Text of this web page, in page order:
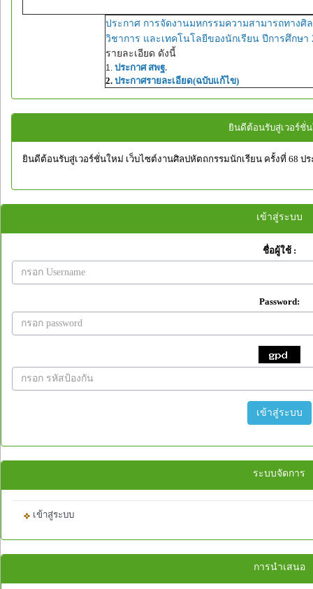
ประกาศ การจัดงานมหกรรมความสามารถทางศิ
วิชาการ และเทคโนโลยีของนักเรียน ปีการศึกษา
รายละเอียด ดังนี้
1. ประกาศ สพฐ.
2. ประกาศรายละเอียด(ฉบับแก้ไข)
ยินดีต้อนรับสู่เวอร์ชั่
ยินดีต้อนรับสู่เวอร์ชั่นใหม่ เว็บไซต์งานศิลปหัตถกรรมนักเรียน ครั้งที่ 68 ปร
เข้าสู่ระบบ
ชื่อผู้ใช้ :
Password:
เข้าสู่ระบบ
ระบบจัดการ
เข้าสู่ระบบ
การนำเสนอ